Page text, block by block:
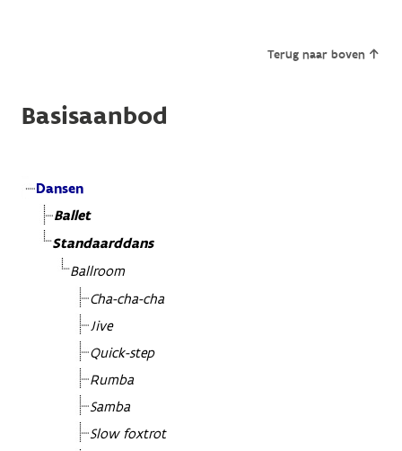
Terug naar boven
Basisaanbod
Dansen
Ballet
Standaarddans
Ballroom
Cha-cha-cha
Jive
Quick-step
Rumba
Samba
Slow foxtrot